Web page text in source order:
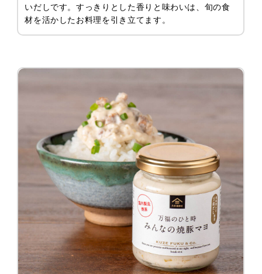
いだしです。すっきりとした香りと味わいは、旬の食
材を活かしたお料理を引き立てます。